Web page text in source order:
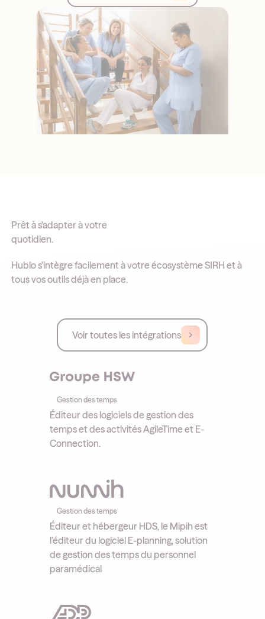
Prêt à s'adapter à votre
quotidien.
Hublo s'intègre facilement à votre écosystème SIRH et à
tous vos outils déjà en place.
Voir toutes les intégrations
Gestion des temps
Éditeur des logiciels de gestion des
temps et des activités AgileTime et E-
Connection.
Gestion des temps
Éditeur et hébergeur HDS, le Mipih est
l’éditeur du logiciel E-planning, solution
de gestion des temps du personnel
paramédical